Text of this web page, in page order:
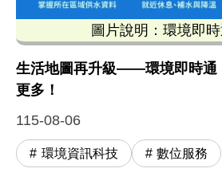
圖片說明：環境即
生活地圖再升級——環境即時通
更多！
115-08-06
環境資訊科技 數位服務